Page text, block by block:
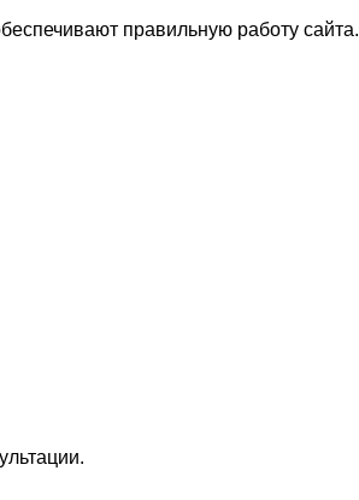
правильную работу сайта.